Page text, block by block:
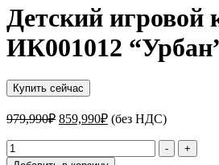
Детский игровой
ИК001012
Купить сейчас
979,990₽ Первоначальная
составляла
979,990₽.
859,990₽Текущая
цена:
859,990₽.
(без НДС)
Количество
товара
-
+